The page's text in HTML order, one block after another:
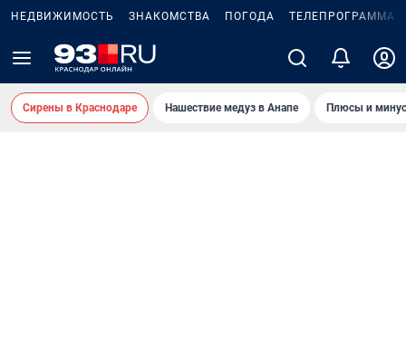
НЕДВИЖИМОСТЬ ЗНАКОМСТВА ПОГОДА ТЕЛЕПРОГРАММА
Сирены в Краснодаре Нашествие медуз в Анапе Плюсы и